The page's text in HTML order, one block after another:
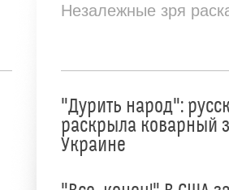
Незалежные зря
"Дурить народ":
раскрыла коварный
Украине